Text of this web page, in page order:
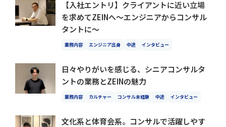
【入社エントリ】クライアントに近い立場
を求めてZEINへ～エンジニアからコンサル
タントに～
業務内容 エンジニア出身 中途 インタビュー
日々やりがいを感じる、シニアコンサルタ
ントの業務とZEINの魅力
業務内容 カルチャー コンサル未経験 中途 インタビュー
文化系と体育会系。コンサルで活躍しやす